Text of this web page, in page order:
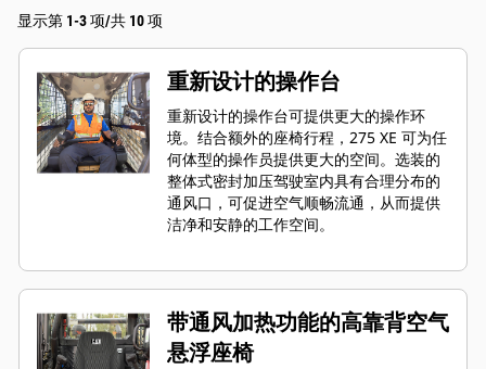
显示第 1-3 项/共 10 项
重新设计的操作台
重新设计的操作台可提供更大的操作环
境。结合额外的座椅行程，275 XE 可为任
何体型的操作员提供更大的空间。选装的
整体式密封加压驾驶室内具有合理分布的
通风口，可促进空气顺畅流通，从而提供
洁净和安静的工作空间。
带通风加热功能的高靠背空气
悬浮座椅